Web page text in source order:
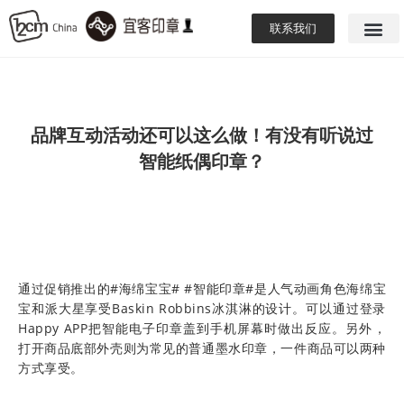
联系我们
品牌互动活动还可以这么做！有没有听说过
智能纸偶印章？
通过促销推出的#海绵宝宝# #智能印章#是人气动画角色海绵宝
宝和派大星享受Baskin Robbins冰淇淋的设计。可以通过登录
Happy APP把智能电子印章盖到手机屏幕时做出反应。另外，
打开商品底部外壳则为常见的普通墨水印章，一件商品可以两种
方式享受。